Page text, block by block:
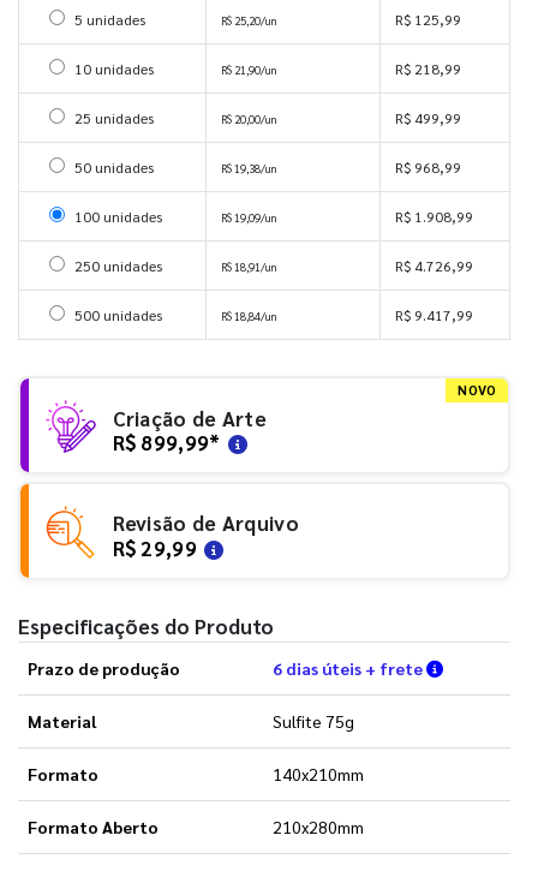
Selecionar 5 unidades
5 unidades R$ 25,20/un R$ 125,99
Selecionar 10 unidades
10 unidades R$ 21,90/un R$ 218,99
Selecionar 25 unidades
25 unidades R$ 20,00/un R$ 499,99
Selecionar 50 unidades
50 unidades R$ 19,38/un R$ 968,99
Selecionar 100 unidades
100 unidades R$ 19,09/un R$ 1.908,99
Selecionar 250 unidades
250 unidades R$ 18,91/un R$ 4.726,99
Selecionar 500 unidades
500 unidades R$ 18,84/un R$ 9.417,99
NOVO
Criação de Arte
R$ 899,99*
Revisão de Arquivo
R$ 29,99
Especificações do Produto
Prazo de produção 6 dias úteis + frete Verifique
Material Sulfite 75g
Formato 140x210mm
Formato Aberto 210x280mm